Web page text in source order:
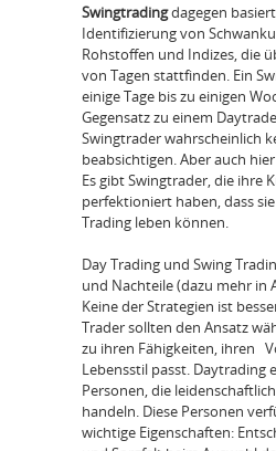
Swingtradingdagegen
Identifizierung von
Rohstoffen und Indizes, die
von Tagen stattfinden. Ein
einige Tage bis zu einigen
Gegensatz zu einem
Swingtrader wahrscheinlich
beabsichtigen. Aber auch
Es gibt Swingtrader, die ihre
perfektioniert haben, dass
Trading leben können.
Day Trading und Swing
und Nachteile (dazu mehr in
Keine der Strategien ist
Trader sollten den Ansatz
zu ihren Fähigkeiten, ihren
Lebensstil passt. Daytrading
Personen, die
handeln. Diese Personen
wichtige Eigenschaften: